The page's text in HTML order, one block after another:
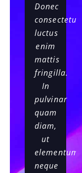
Donec
consectetur
luctus
enim
mattis
fringilla.
In
pulvinar
quam
diam,
ut
elementum
neque